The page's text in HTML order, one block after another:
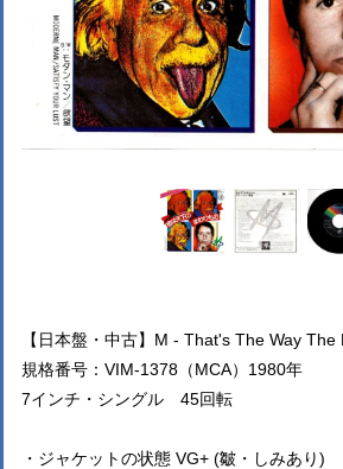
【日本盤・中古】M - That's The Way
規格番号：VIM-1378（MCA）1980年
7インチ・シングル 45回転
・ジャケットの状態 VG+ (皺・しみあり)